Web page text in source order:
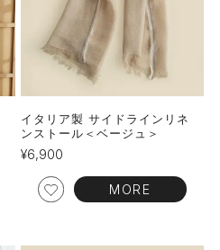
イタリア製 サイドラインリネ
ンストール＜ベージュ＞
¥6,900
MORE